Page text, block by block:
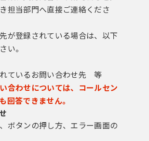
担当部門へ直接ご連絡くださ
が登録されている場合は、以下
い。
ているお問い合わせ先 等
合わせについては、コールセン
回答できません。
ボタンの押し方、エラー画面の